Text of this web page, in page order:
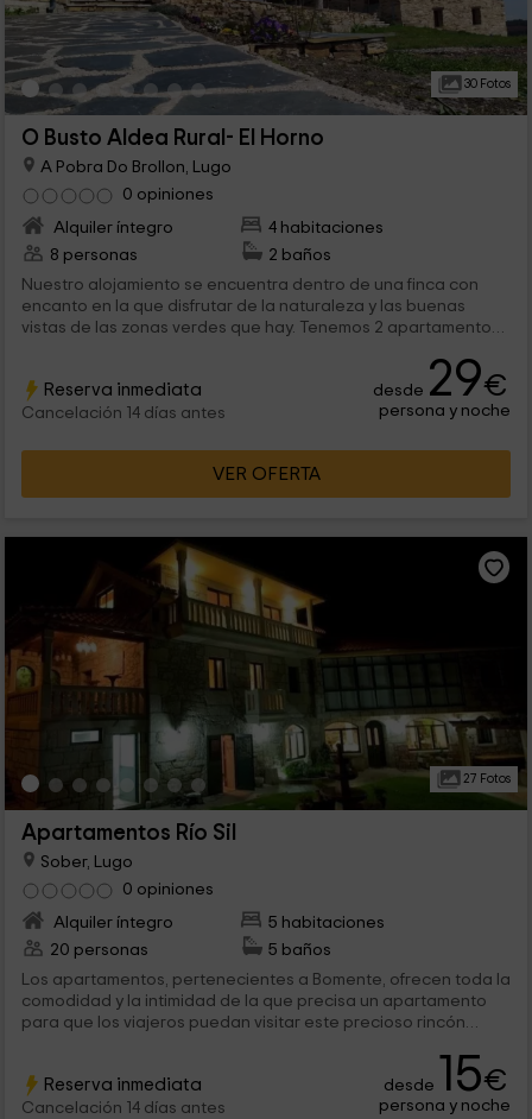
30 Fotos
O Busto Aldea Rural- El Horno
A Pobra Do Brollon, Lugo
0 opiniones
Alquiler íntegro
4 habitaciones
8 personas
2 baños
Nuestro alojamiento se encuentra dentro de una finca con
encanto en la que disfrutar de la naturaleza y las buenas
vistas de las zonas verdes que hay. Tenemos 2 apartamentos
también se pueden alquilar en conjunto, para 8 personas en
total.Reserva inmediata
Cancelación 14 días antes
desde 29€
persona y noche
VER OFERTA
27 Fotos
Apartamentos Río Sil
Sober, Lugo
0 opiniones
Alquiler íntegro
5 habitaciones
20 personas
5 baños
Los apartamentos, pertenecientes a Bomente, ofrecen toda la
comodidad y la intimidad de la que precisa un apartamento
para que los viajeros puedan visitar este precioso rincón
número de personas (de 2 a 20) que se precisen en el viaje.
Para ello, hay 2 modelos de apartamentos: Apartamentos de
Reserva inmediata
Cancelación 14 días antes
desde 15€
persona y noche